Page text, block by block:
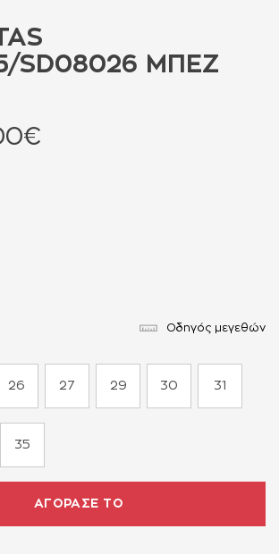
SD08026 ΜΠΕΖ
Οδηγός μεγεθών
26 27 29 30 31
35
ΑΓΟΡΑΣΕ ΤΟ